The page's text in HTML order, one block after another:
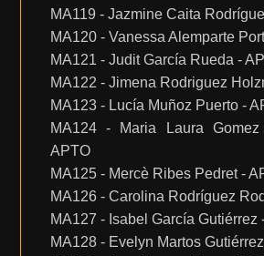
MA119 - Jazmine Caita
MA120 - Vanessa Alemparte
MA121 - Judit García Rueda -
MA122 - Jimena Rodriguez
MA123 - Lucía Muñoz Puerto -
MA124 - Maria Laura
APTO
MA125 - Mercè Ribes Pedret -
MA126 - Carolina Rodríguez
MA127 - Isabel García Gutiérrez
MA128 - Evelyn Martos